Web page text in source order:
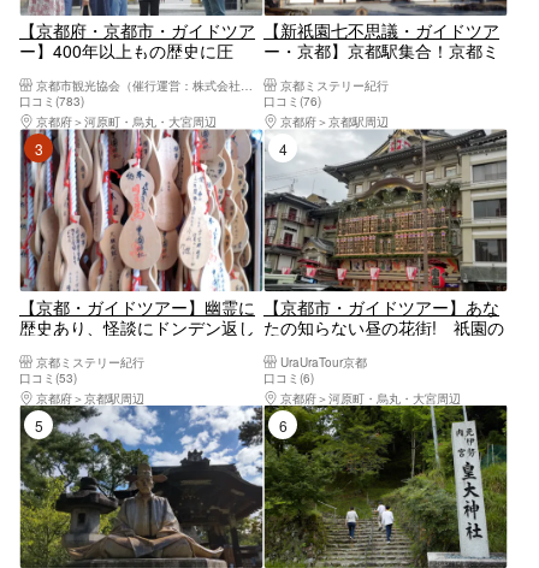
【京都府・京都市・ガイドツア
ー】400年以上もの歴史に圧
京都市観光協会（催行運営：株式会社らくたび）
口コミ(783)
京都府
河原町・烏丸・大宮周辺
【新祇園七不思議・ガイドツア
ー・京都】京都駅集合！京都ミ
ンガイドの軽快トークであっと
いう間の3時間！ここでしか聞
けない話がたくさん！
京都ミステリー紀行
口コミ(76)
京都府
京都駅周辺
3位
【京都・ガイドツアー】幽霊に
歴史あり、怪談にドンデン返し
幽霊と人間との関わりが明らか
になる。京都ミステリー紀行・
幽霊編
京都ミステリー紀行
口コミ(53)
京都府
京都駅周辺
4位
【京都市・ガイドツアー】あな
たの知らない昼の花街! 祇園の
UraUraTour京都
口コミ(6)
京都府
河原町・烏丸・大宮周辺
5位 6位